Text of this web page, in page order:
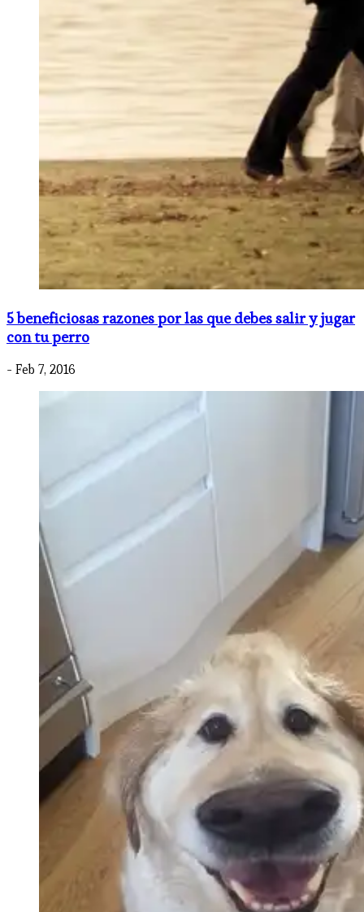
5 beneficiosas razones por las que debes salir y jugar
con tu perro
- Feb 7, 2016